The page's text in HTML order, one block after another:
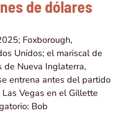
de dólares
Foxborough,
Unidos; el mariscal de
de Nueva Inglaterra,
entrena antes del partido
Vegas en el Gillette
Bob